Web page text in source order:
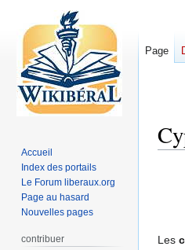
Les
Page
Accueil
Index des portails
Le Forum liberaux.org
Page au hasard
Nouvelles pages
contribuer